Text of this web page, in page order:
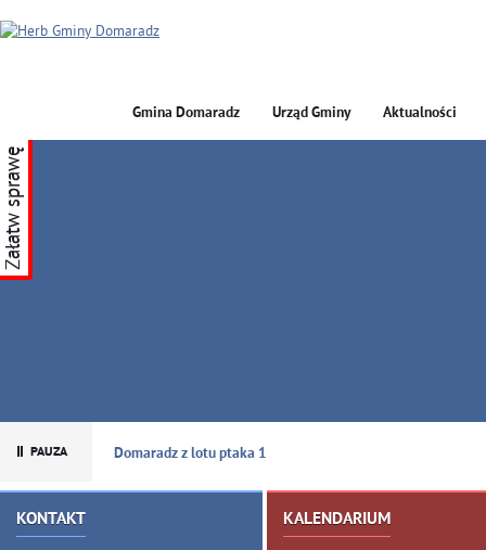
GMINA DOMARADZ
Gmina Domaradz Urząd Gminy Aktualności
Domaradz z lotu ptaka 1
KONTAKT KALENDARIUM
Załatw sprawę